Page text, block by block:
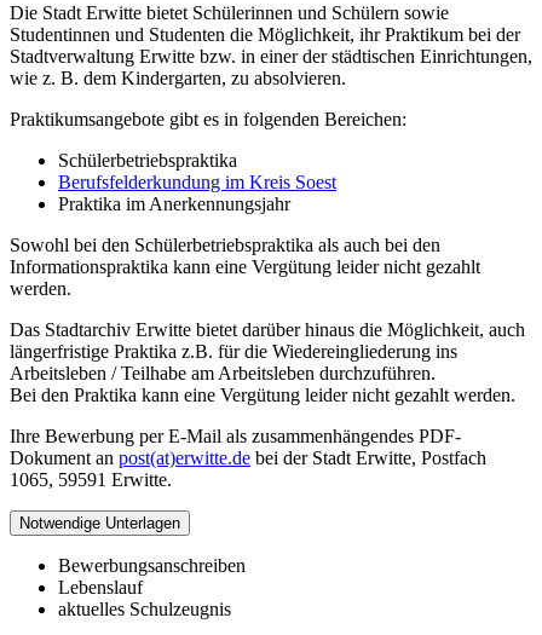
Die Stadt Erwitte bietet Schülerinnen und Schülern sowie
Studentinnen und Studenten die Möglichkeit, ihr Praktikum bei der
Stadtverwaltung Erwitte bzw. in einer der städtischen Einrichtungen,
wie z. B. dem Kindergarten, zu absolvieren.
Praktikumsangebote gibt es in folgenden Bereichen:
Schülerbetriebspraktika
Berufsfelderkundung im Kreis Soest
Praktika im Anerkennungsjahr
Sowohl bei den Schülerbetriebspraktika als auch bei den
Informationspraktika kann eine Vergütung leider nicht gezahlt
werden.
Das Stadtarchiv Erwitte bietet darüber hinaus die Möglichkeit, auch
längerfristige Praktika z.B. für die Wiedereingliederung ins
Arbeitsleben / Teilhabe am Arbeitsleben durchzuführen.
Bei den Praktika kann eine Vergütung leider nicht gezahlt werden.
Ihre Bewerbung per E-Mail als zusammenhängendes PDF-
Dokument an post(at)erwitte.de bei der Stadt Erwitte, Postfach
1065, 59591 Erwitte.
Notwendige Unterlagen
Bewerbungsanschreiben
Lebenslauf
aktuelles Schulzeugnis